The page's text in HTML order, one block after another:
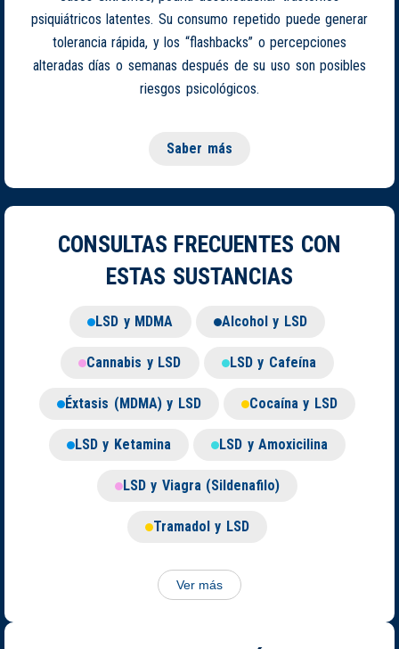
psiquiátricos latentes. Su consumo repetido puede generar
tolerancia rápida, y los “flashbacks” o percepciones
alteradas días o semanas después de su uso son posibles
riesgos psicológicos.
Saber más
CONSULTAS FRECUENTES CON
ESTAS SUSTANCIAS
LSD y MDMA Alcohol y LSD
Cannabis y LSD LSD y Cafeína
Éxtasis (MDMA) y LSD Cocaína y LSD
LSD y Ketamina LSD y Amoxicilina
LSD y Viagra (Sildenafilo)
Tramadol y LSD
Ver más